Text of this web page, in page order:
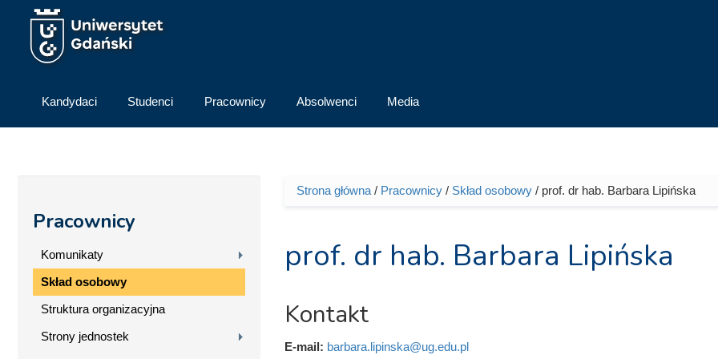
Przejdź do treści
Kandydaci Studenci Pracownicy Absolwenci Media
Pracownicy
Komunikaty
Skład osobowy
Struktura organizacyjna
Strony jednostek
Jesteś tutaj
Strona główna/ Pracownicy/ Skład osobowy/ prof. dr hab. Barbara Lipińska
prof. dr hab. Barbara Lipińska
Kontakt
E-mail: barbara.lipinska@ug.edu.pl